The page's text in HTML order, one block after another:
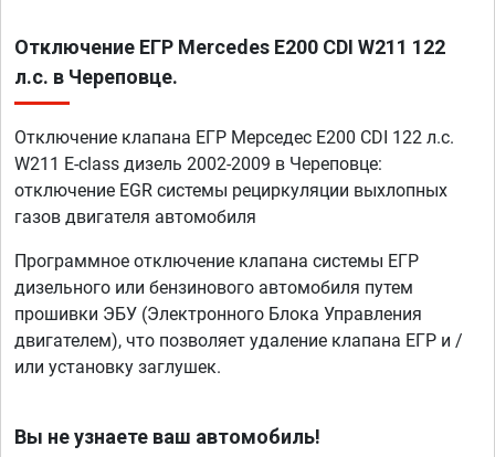
Отключение ЕГР Mercedes E200 CDI W211 122
л.с. в Череповце.
Отключение клапана ЕГР Мерседес E200 CDI 122 л.с.
W211 E-class дизель 2002-2009 в Череповце:
отключение EGR системы рециркуляции выхлопных
газов двигателя автомобиля
Программное отключение клапана системы ЕГР
дизельного или бензинового автомобиля путем
прошивки ЭБУ (Электронного Блока Управления
двигателем), что позволяет удаление клапана ЕГР и /
или установку заглушек.
Вы не узнаете ваш автомобиль!